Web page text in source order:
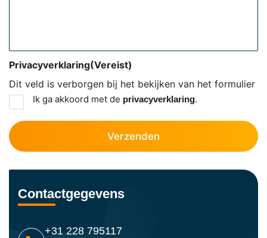
Dit veld is verborgen bij het bekijken van het formulier
Privacyverklaring(Vereist)
Ik ga akkoord met de privacyverklaring.
Contactgegevens
+31 228 795117